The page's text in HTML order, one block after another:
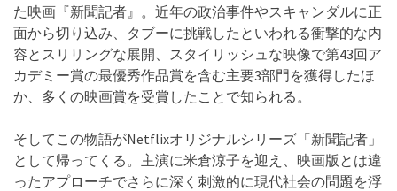
た映画『新聞記者』。近年の政治事件やスキャンダルに正
面から切り込み、タブーに挑戦したといわれる衝撃的な内
容とスリリングな展開、スタイリッシュな映像で第43回ア
カデミー賞の最優秀作品賞を含む主要3部門を獲得したほ
か、多くの映画賞を受賞したことで知られる。
そしてこの物語がNetflixオリジナルシリーズ「新聞記者」
として帰ってくる。主演に米倉涼子を迎え、映画版とは違
ったアプローチでさらに深く刺激的に現代社会の問題を浮